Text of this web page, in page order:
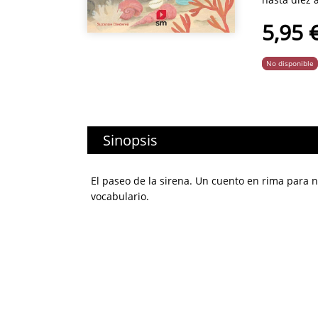
5,95
No disponible
Sinopsis
El paseo de la sirena. Un cuento en rima para
vocabulario.